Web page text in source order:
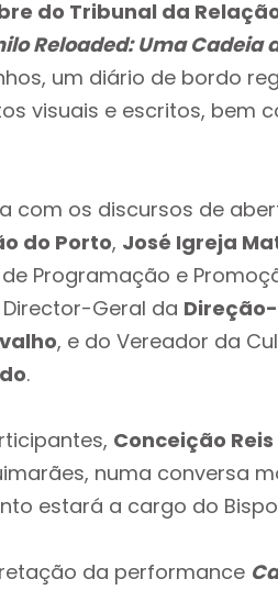
do Tribunal da
Reloaded: Uma Cadeia
um diário de bordo
visuais e escritos, bem
com os discursos de
do Porto, José Igreja
Programação e
Geral da
, e do Vereador da
.
Conceição Reis
numa conversa
estará a cargo do
da performance